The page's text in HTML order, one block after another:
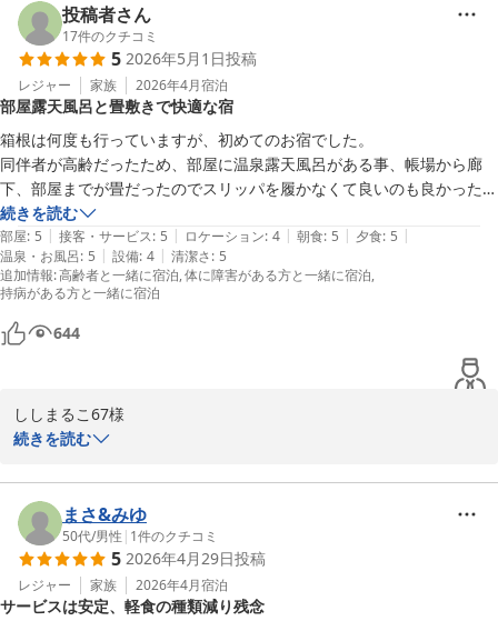
栄に存じます。
今後もお客様に心地よくお過ごしいただけるよう日々精進してまい
ります。
またのご来館を心よりお待ち申し上げております。
雪月花別邸翠雲　田中
雪月花別邸 翠雲（共立リゾート）
2026-02-22
投稿者さん
17件のクチコミ
5 2026年5月1日投稿
レジャー 家族 2026年4月宿泊
部屋露天風呂と畳敷きで快適な宿
箱根は何度も行っていますが、初めてのお宿でした。
同伴者が高齢だったため、部屋に温泉露天風呂がある事、帳場から廊
下、部屋までが畳だったのでスリッパを履かなくて良いのも良かったで
す。
前日までに食事などの確認、事前連絡などとても丁寧で安心出来まし
た。
強羅公園も目の前で立地も良かったです。
続きを読む
部屋: 5 | 接客・サービス: 5 | ロケーション: 4 | 朝食: 5 | 夕食: 5 |
温泉・お風呂: 5 | 設備: 4 | 清潔さ: 5
追加情報:高齢者と一緒に宿泊 体に障害がある方と一緒に宿泊
持病がある方と一緒に宿泊
644
ししまるこ67様
この度は雪月花別邸翠雲にご宿泊いただきまして誠にありがとうご
沢山の温かいお言葉大変嬉しく存じます。
皆様により快適にお過ごしいただけるようスタッフ一同努めてまい
ります。
ししまるこ67様のまたのご来館を心よりお待ち申し上げておりま
す。
雪月花別邸翠雲　田中
続きを読む
まさ&みゆ
50代/男性 | 1件のクチコミ
5 2026年4月29日投稿
レジャー 家族 2026年4月宿泊
サービスは安定、軽食の種類減り残念